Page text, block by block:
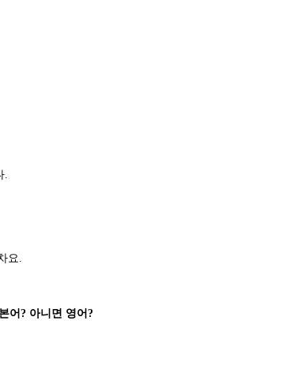
.
요.
어? 아니면 영어?